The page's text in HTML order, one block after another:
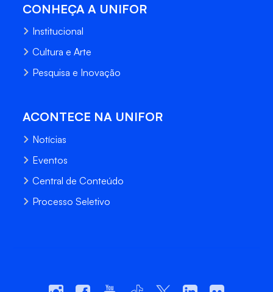
CONHEÇA A UNIFOR
Institucional
Cultura e Arte
Pesquisa e Inovação
ACONTECE NA UNIFOR
Notícias
Eventos
Central de Conteúdo
Processo Seletivo